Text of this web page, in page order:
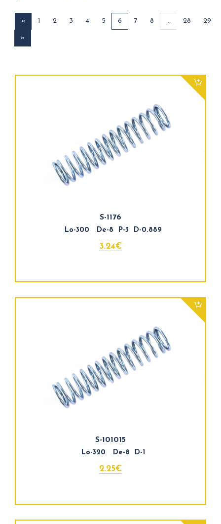
« 1 2 3 4 5 6 7 8 ... 28 29
»
S-1176
Lo-300 De-8 P-3 D-0.889
3.24€
S-101015
Lo-320 De-8 D-1
2.25€